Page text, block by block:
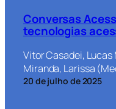
Conversas
tecnologias
Vitor Casadei,
Miranda, Larissa
20 de julho de 2025